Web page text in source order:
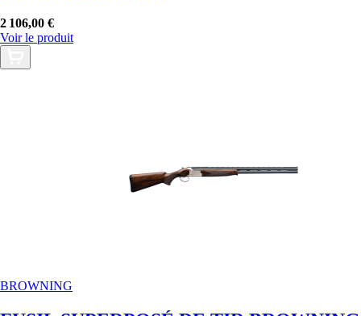
2 106,00 €
Voir le produit
BROWNING